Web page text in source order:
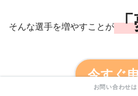
そんな選手を増やすことが
今すぐ
お問い合わせ